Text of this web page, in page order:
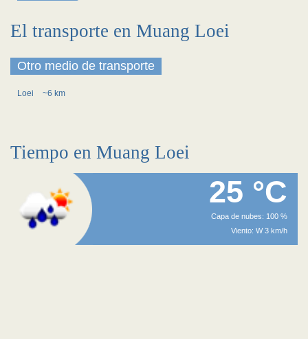
El transporte en Muang Loei
Otro medio de transporte
Loei ~6 km
Tiempo en Muang Loei
25 °C
Capa de nubes: 100 %
Viento: W 3 km/h